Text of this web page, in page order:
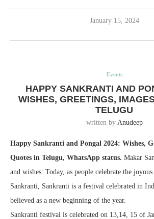
January 15, 2024
Events
HAPPY SANKRANTI AND
WISHES, GREETINGS,
TELUGU
written by Anudeep
Happy Sankranti and Pongal 2024: Wishes,
Quotes in Telugu, WhatsApp status. Makar
and wishes: Today, as people celebrate the
Sankranti, Sankranti is a festival celebrated in
believed as a new beginning of the year.
Sankranti festival is celebrated on 13,14, 15 of